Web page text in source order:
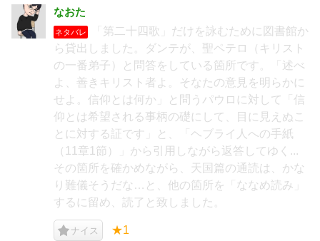
なおた
ネタバレ
「第二十四歌」だけを詠むために図書館か
ら貸出しました。ダンテが、聖ペテロ（キリスト
の一番弟子）と問答をしている箇所です。「述べ
よ、善きキリスト者よ。そなたの意見を明らかに
せよ。信仰とは何か」と問うパウロに対して「信
仰とは希望される事柄の礎にして、目に見えぬこ
とに対する証です」と、「ヘブライ人への手紙
（11章1節）」から引用しながら返答してゆく...
その箇所を確かめながら、天国篇の通読は、かな
り難儀そうだな…と、他の箇所を「ななめ読み」
するに留め、読了と致しました。
ナイス ★1